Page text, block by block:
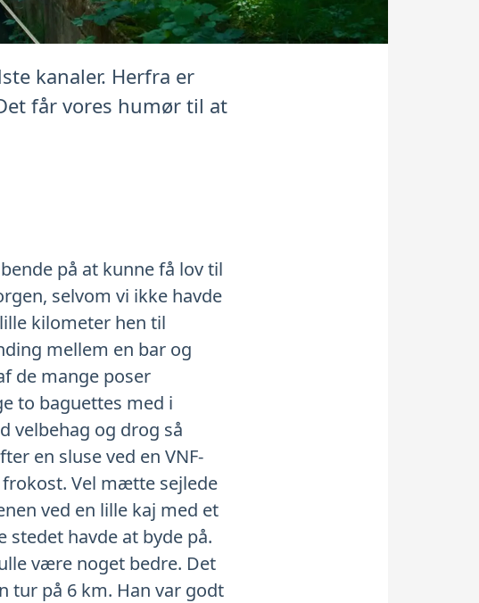
kanaler. Herfra er
får vores humør til at
på at kunne få lov til
selvom vi ikke havde
kilometer hen til
mellem en bar og
de mange poser
to baguettes med i
velbehag og drog så
en sluse ved en VNF-
Vel mætte sejlede
ved en lille kaj med et
havde at byde på.
være noget bedre. Det
tur på 6 km. Han var godt